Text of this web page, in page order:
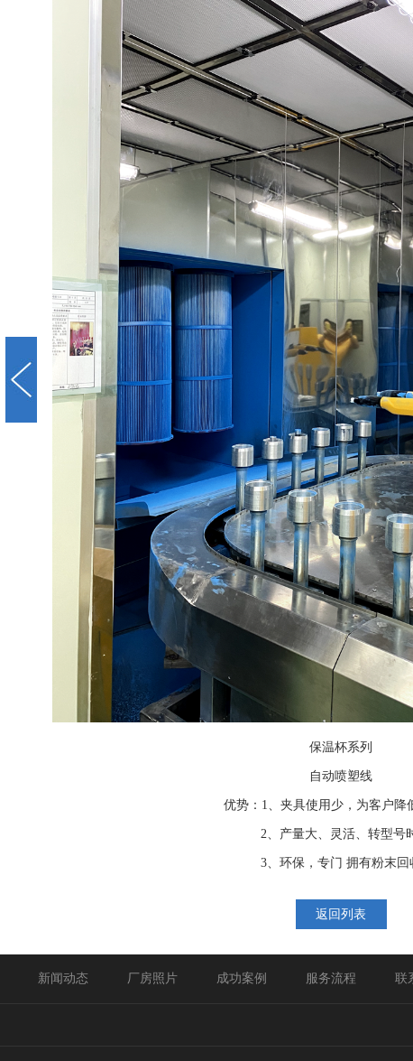
保温杯系列
自动喷塑线
优势：1、夹具使用少，为客户降
2、产量大、灵活、转型号
3、环保，专门 拥有粉末回
返回列表
新闻动态 厂房照片 成功案例 服务流程 联